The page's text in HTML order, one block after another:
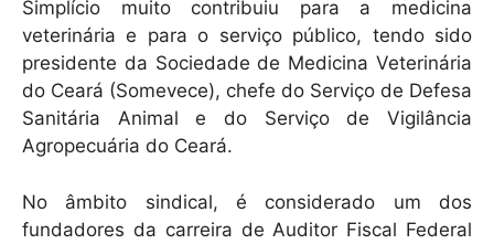
Simplício muito contribuiu para a medicina
veterinária e para o serviço público, tendo sido
presidente da Sociedade de Medicina Veterinária
do Ceará (Somevece), chefe do Serviço de Defesa
Sanitária Animal e do Serviço de Vigilância
Agropecuária do Ceará.
No âmbito sindical, é considerado um dos
fundadores da carreira de Auditor Fiscal Federal